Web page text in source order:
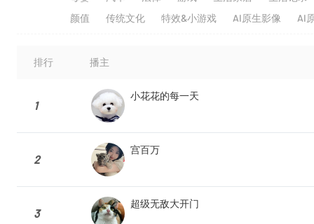
颜值
传统文化 特效&小游戏 AI原生影像 AI
排行 播主
1
小花花的每一天
2
宫百万
3
超级无敌大开门